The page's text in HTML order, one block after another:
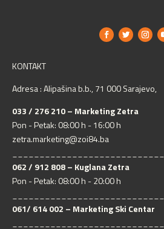
KONTAKT
Adresa : Alipašina b.b., 71 000 Sarajevo,
033 / 276 210 – Marketing Zetra
Pon - Petak: 08:00 h - 16:00 h
zetra.marketing@zoi84.ba
062 / 912 808 – Kuglana Zetra
Pon - Petak: 08:00 h - 20:00 h
061/ 614 002 – Marketing Ski Centar